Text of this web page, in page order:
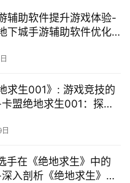
辅助软件提升游戏体验-
下城手游辅助软件优化
求生001》: 游戏竞技的
盟绝地求生001：探索
手在《绝地求生》中的
入剖析《绝地求生》